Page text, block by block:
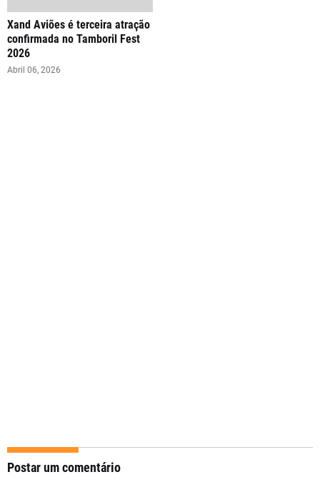
Xand Aviões é terceira atração
confirmada no Tamboril Fest
2026
Abril 06, 2026
Postar um comentário